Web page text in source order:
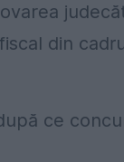
din
ce